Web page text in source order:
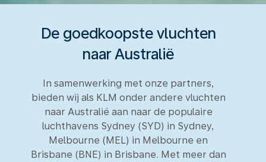
De goedkoopste vluchten
naar Australië
In samenwerking met onze partners,
bieden wij als KLM onder andere vluchten
naar Australië aan naar de populaire
luchthavens Sydney (SYD) in Sydney,
Melbourne (MEL) in Melbourne en
Brisbane (BNE) in Brisbane. Met meer dan